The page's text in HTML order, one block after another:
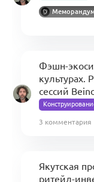
Фэшн-
культурах.
сессий
3 комментария
Якутская
ритейл-